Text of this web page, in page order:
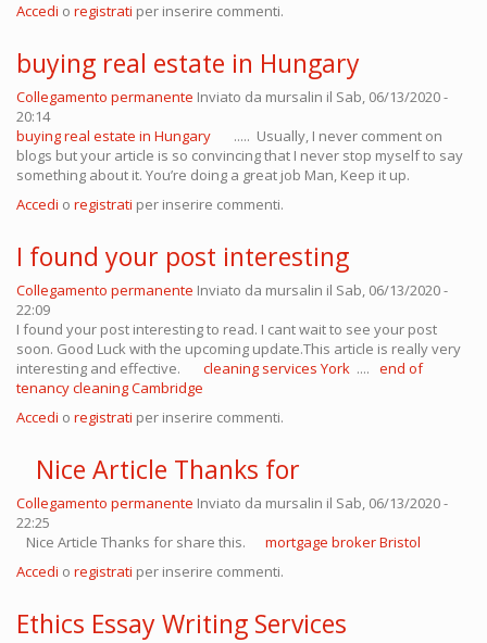
Accedi o registrati per inserire commenti.
buying real estate in Hungary
Collegamento permanente Inviato da mursalin il Sab, 06/13/2020 -
20:14
buying real estate in Hungary
..... Usually, I never comment on
blogs but your article is so convincing that I never stop myself to say
something about it. You’re doing a great job Man, Keep it up.
Accedi o registrati per inserire commenti.
I found your post interesting
Collegamento permanente Inviato da mursalin il Sab, 06/13/2020 -
22:09
I found your post interesting to read. I cant wait to see your post
soon. Good Luck with the upcoming update.This article is really very
interesting and effective. cleaning services York .... end of
tenancy cleaning Cambridge
Accedi o registrati per inserire commenti.
Nice Article Thanks for
Collegamento permanente Inviato da mursalin il Sab, 06/13/2020 -
22:25
Nice Article Thanks for share this. mortgage broker Bristol
Accedi o registrati per inserire commenti.
Ethics Essay Writing Services